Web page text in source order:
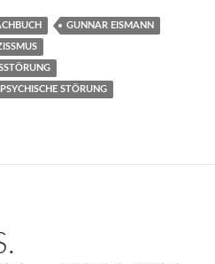
GUNNAR EISMANN
PSYCHISCHE STÖRUNG